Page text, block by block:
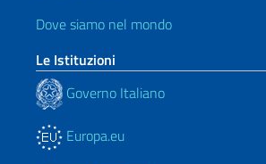
Dove siamo nel mondo
Le Istituzioni
Governo Italiano
Europa.eu